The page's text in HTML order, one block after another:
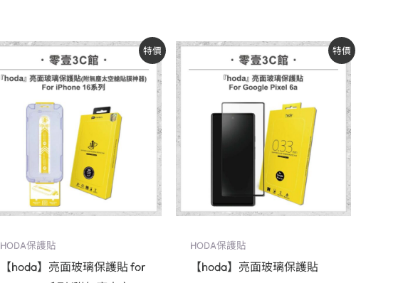
特價
HODA保護貼
【hoda】亮面玻璃保護貼 for
原
始
價
格：
目
前
價
格：
特價
HODA保護貼
【hoda】亮面玻璃保護貼
原
始
價
格：
目
前
價
格：